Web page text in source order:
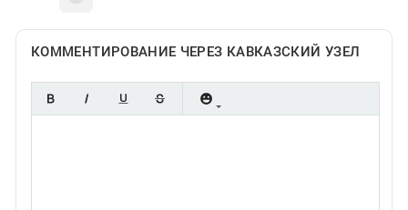
КОММЕНТИРОВАНИЕ ЧЕРЕЗ КАВКАЗСКИЙ УЗЕЛ